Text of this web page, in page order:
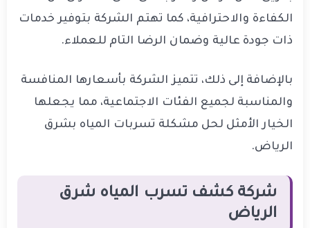
الكفاءة والاحترافية، كما تهتم الشركة بتوفير خدمات
ذات جودة عالية وضمان الرضا التام للعملاء.
بالإضافة إلى ذلك، تتميز الشركة بأسعارها المنافسة
والمناسبة لجميع الفئات الاجتماعية، مما يجعلها
الخيار الأمثل لحل مشكلة تسربات المياه بشرق
الرياض.
شركة كشف تسرب المياه شرق
الرياض